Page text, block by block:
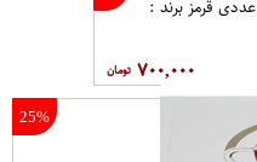
چای کیسه ای ساده بسته 25 عددی قرمز برند :
۷۰۰,۰۰۰
25%